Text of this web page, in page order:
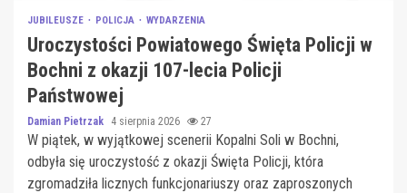
JUBILEUSZE POLICJA WYDARZENIA
Uroczystości Powiatowego Święta Policji w
Bochni z okazji 107-lecia Policji
Państwowej
Damian Pietrzak 4 sierpnia 2026 27
W piątek, w wyjątkowej scenerii Kopalni Soli w Bochni,
odbyła się uroczystość z okazji Święta Policji, która
zgromadziła licznych funkcjonariuszy oraz zaproszonych